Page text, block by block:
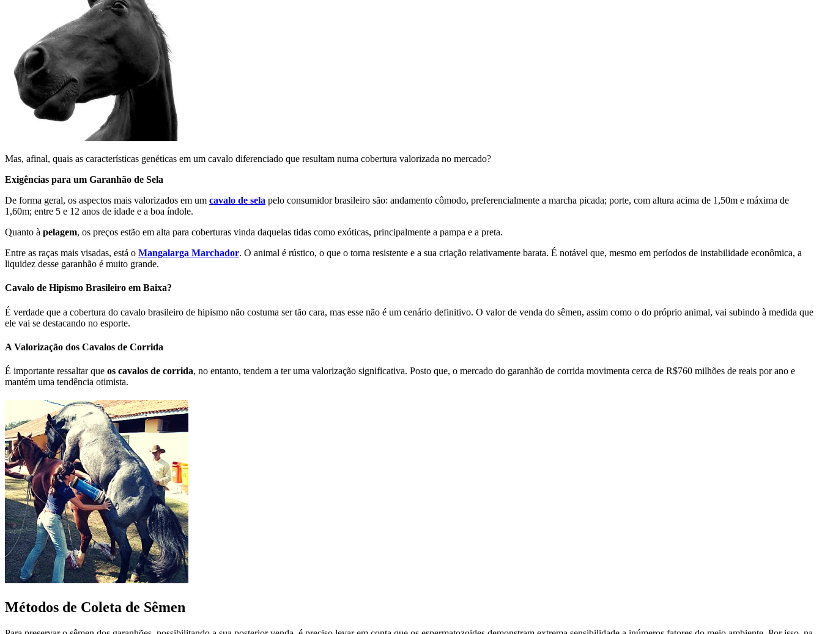
Mas, afinal, quais as características genéticas em um cavalo diferenciado que resultam numa cobertura valorizada no mercado?
Exigências para um Garanhão de Sela
De forma geral, os aspectos mais valorizados em um cavalo de sela pelo consumidor brasileiro são: andamento cômodo, preferencialmente a marcha picada; porte, com altura acima de 1,50m e máxima de
1,60m; entre 5 e 12 anos de idade e a boa índole.
Quanto à pelagem, os preços estão em alta para coberturas vinda daquelas tidas como exóticas, principalmente a pampa e a preta.
Entre as raças mais visadas, está o Mangalarga Marchador. O animal é rústico, o que o torna resistente e a sua criação relativamente barata. É notável que, mesmo em períodos de instabilidade econômica, a
liquidez desse garanhão é muito grande.
Cavalo de Hipismo Brasileiro em Baixa?
É verdade que a cobertura do cavalo brasileiro de hipismo não costuma ser tão cara, mas esse não é um cenário definitivo. O valor de venda do sêmen, assim como o do próprio animal, vai subindo à medida que
ele vai se destacando no esporte.
A Valorização dos Cavalos de Corrida
É importante ressaltar que os cavalos de corrida, no entanto, tendem a ter uma valorização significativa. Posto que, o mercado do garanhão de corrida movimenta cerca de R$760 milhões de reais por ano e
mantém uma tendência otimista.
Métodos de Coleta de Sêmen